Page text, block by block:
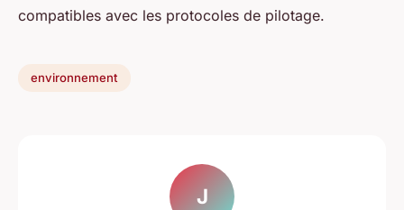
compatibles avec les protocoles de pilotage.
environnement
J